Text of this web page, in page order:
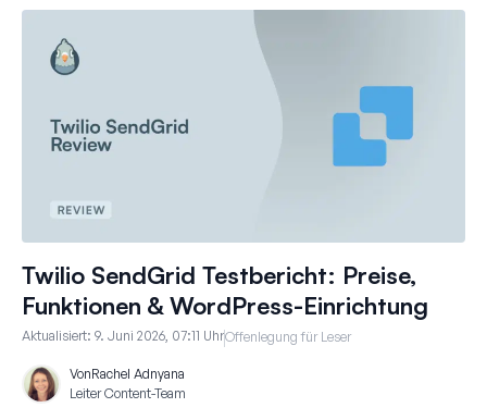
Twilio SendGrid Testbericht: Preise,
Funktionen & WordPress-Einrichtung
Aktualisiert: 9. Juni 2026, 07:11 UhrOffenlegung für Leser
VonRachel Adnyana
Leiter Content-Team